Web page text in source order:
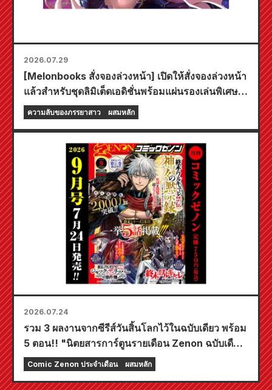
2026.07.29
[Melonbooks สั่งจองล่วงหน้า] เปิดให้สั่งจองล่วงหน้า
แล้วสำหรับชุดลิมิเต็ดเอดิชั่นพร้อมแผ่นรองเล่นพิเศษที่
มีภาพประกอบสุดงดงามของฟูยูกิ โทโจ วาดโดยคุโด!
เล่มที่ 6 ล่าสุดของ "ความลับของเจ้าสาวสาว" มี
ความลับของภรรยาสาว ผสมหลัก
2026.07.24
รวม 3 ผลงานจากซีรีส์วันสิ้นโลกไว้ในฉบับเดียว พร้อม
5 ตอน!! "นิตยสารการ์ตูนรายเดือน Zenon ฉบับเดือน
กันยายน 2026" วางจำหน่ายวันที่ 24 กรกฎาคม!!
Comic Zenon ประจำเดือน ผสมหลัก